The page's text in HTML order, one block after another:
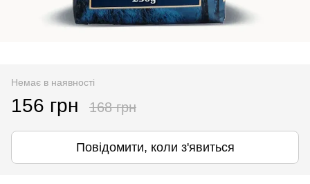
Немає в наявності
156 грн 168 грн
Повідомити, коли з'явиться